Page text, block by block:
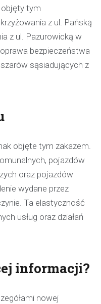
objęty tym
z ul. Pańską
z ul. Pazurowicką w
bezpieczeństwa
sąsiadujących z
objęte tym zakazem.
pojazdów
oraz pojazdów
wydane przez
Ta elastyczność
usług oraz działań
informacji?
nowej